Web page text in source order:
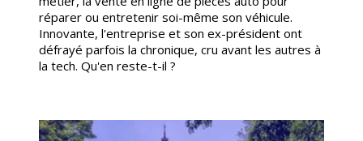
réparer ou entretenir soi-même son véhicule.
Innovante, l'entreprise et son ex-président ont
défrayé parfois la chronique, cru avant les autres à
la tech. Qu'en reste-t-il ?